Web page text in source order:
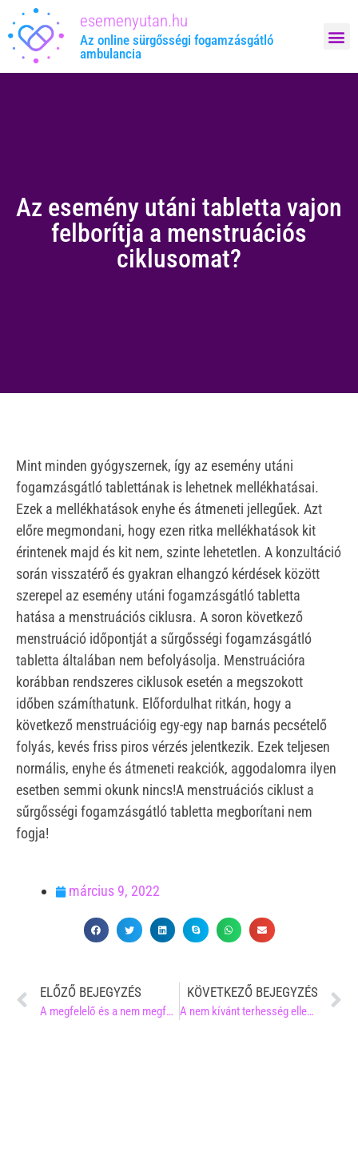
esemenyutan.hu
Az online sürgősségi fogamzásgátló
ambulancia
Az esemény utáni tabletta vajon
felborítja a menstruációs
ciklusomat?
Mint minden gyógyszernek, így az esemény utáni
fogamzásgátló tablettának is lehetnek mellékhatásai.
Ezek a mellékhatások enyhe és átmeneti jellegűek. Azt
előre megmondani, hogy ezen ritka mellékhatások kit
érintenek majd és kit nem, szinte lehetetlen. A konzultáció
során visszatérő és gyakran elhangzó kérdések között
szerepel az esemény utáni fogamzásgátló tabletta
hatása a menstruációs ciklusra. A soron következő
menstruáció időpontját a sűrgősségi fogamzásgátló
tabletta általában nem befolyásolja. Menstruációra
korábban rendszeres ciklusok esetén a megszokott
időben számíthatunk. Előfordulhat ritkán, hogy a
következő menstruációig egy-egy nap barnás pecsételő
folyás, kevés friss piros vérzés jelentkezik. Ezek teljesen
normális, enyhe és átmeneti reakciók, aggodalomra ilyen
esetben semmi okunk nincs!A menstruációs ciklust a
sűrgősségi fogamzásgátló tabletta megborítani nem
fogja!
március 9, 2022
ELŐZŐ BEJEGYZÉS
A megfelelő és a nem megfelelő védekezés
KÖVETKEZŐ BEJEGYZÉS
A nem kívánt terhesség elleni védekezés – Tudatos családtervezés